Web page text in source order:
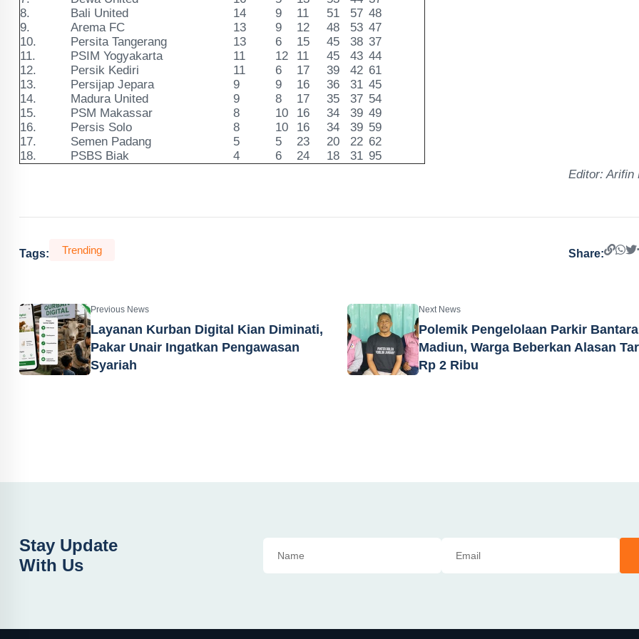
8.
Bali United 14 9 11 51 57 48
9.
Arema FC 13 9 12 48 53 47
10.
Persita Tangerang 13 6 15 45 38 37
11.
PSIM Yogyakarta 11 12 11 45 43 44
12.
Persik Kediri 11 6 17 39 42 61
13.
Persijap Jepara 9 9 16 36 31 45
14.
Madura United 9 8 17 35 37 54
15.
PSM Makassar 8 10 16 34 39 49
16.
Persis Solo 8 10 16 34 39 59
17.
Semen Padang 5 5 23 20 22 62
18.
PSBS Biak 4 6 24 18 31 95
Editor: Arifin
Tags: Trending Share:
Previous News
Layanan Kurban Digital Kian Diminati,
Pakar Unair Ingatkan Pengawasan
Syariah
Next News
Polemik Pengelolaan Parkir
Madiun, Warga Beberkan Alasan
Rp 2 Ribu
Stay Update
With Us